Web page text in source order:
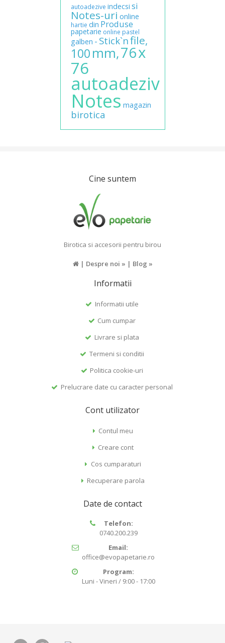
autoadezive indecsi si
Notes-uri online
hartie din Produse
papetarie online pastel
galben - Stick`nfile,
100mm,76x
76
autoadeziv
Notes magazin
birotica
Cine suntem
Birotica si accesorii pentru birou
| Despre noi » | Blog »
Informatii
Informatii utile
Cum cumpar
Livrare si plata
Termeni si conditii
Politica cookie-uri
Prelucrare date cu caracter personal
Cont utilizator
Contul meu
Creare cont
Cos cumparaturi
Recuperare parola
Date de contact
Telefon:
0740.200.239
Email:
office@evopapetarie.ro
Program:
Luni - Vineri / 9:00 - 17:00